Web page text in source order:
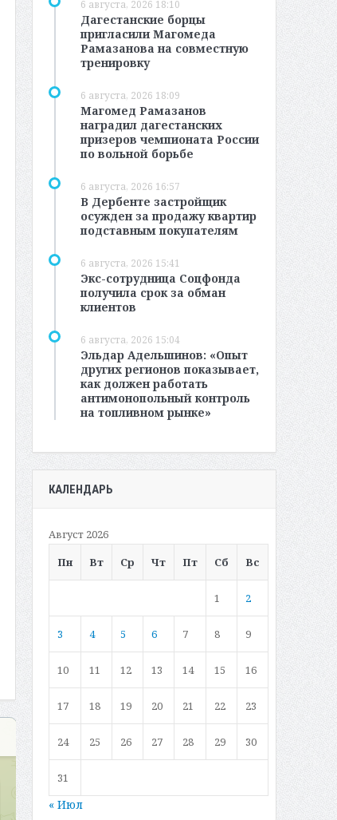
6 августа, 2026 18:10
Дагестанские борцы
пригласили Магомеда
Рамазанова на совместную
тренировку
6 августа, 2026 18:09
Магомед Рамазанов
наградил дагестанских
призеров чемпионата России
по вольной борьбе
6 августа, 2026 16:57
В Дербенте застройщик
осужден за продажу квартир
подставным покупателям
6 августа, 2026 15:41
Экс-сотрудница Соцфонда
получила срок за обман
клиентов
6 августа, 2026 15:04
Эльдар Адельшинов: «Опыт
других регионов показывает,
как должен работать
антимонопольный контроль
на топливном рынке»
КАЛЕНДАРЬ
Август 2026
Пн
Вт Ср Чт Пт Сб Вс
1 2
3 4 5 6 7 8 9
10 11 12 13 14 15 16
17 18 19 20 21 22 23
24 25 26 27 28 29 30
31
« Июл